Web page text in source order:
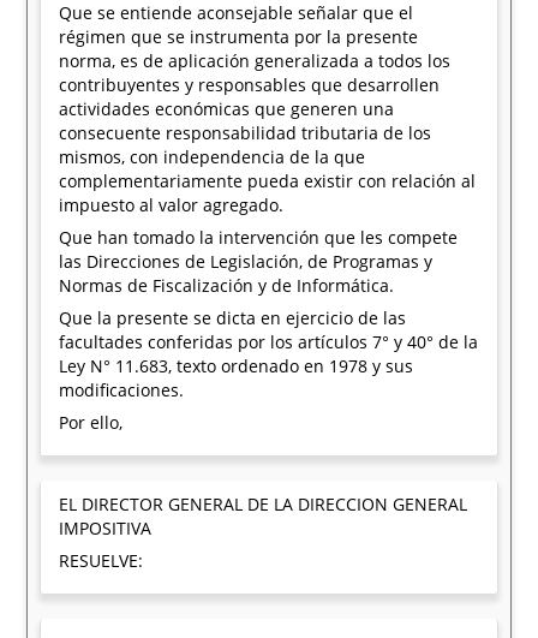
Que se entiende aconsejable señalar que el
régimen que se instrumenta por la presente
norma, es de aplicación generalizada a todos los
contribuyentes y responsables que desarrollen
actividades económicas que generen una
consecuente responsabilidad tributaria de los
mismos, con independencia de la que
complementariamente pueda existir con relación al
impuesto al valor agregado.
Que han tomado la intervención que les compete
las Direcciones de Legislación, de Programas y
Normas de Fiscalización y de Informática.
Que la presente se dicta en ejercicio de las
facultades conferidas por los artículos 7° y 40° de la
Ley N° 11.683, texto ordenado en 1978 y sus
modificaciones.
Por ello,
EL DIRECTOR GENERAL DE LA DIRECCION GENERAL
IMPOSITIVA
RESUELVE: